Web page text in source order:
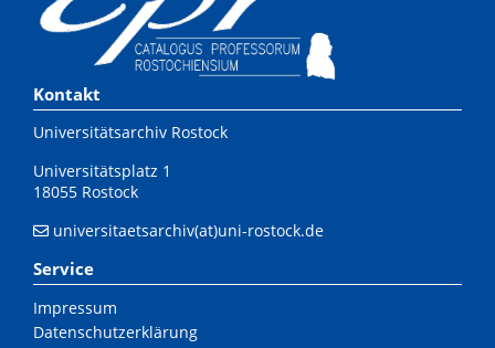
Kontakt
Universitätsarchiv Rostock
Universitätsplatz 1
18055 Rostock
universitaetsarchiv(at)uni-rostock.de
Service
Impressum
Datenschutzerklärung